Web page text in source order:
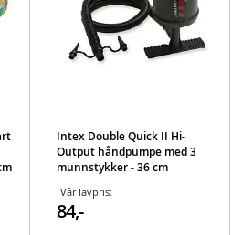
Intex Double Quick II Hi-
Output håndpumpe med 3
munnstykker - 36 cm
Vår lavpris:
84,-